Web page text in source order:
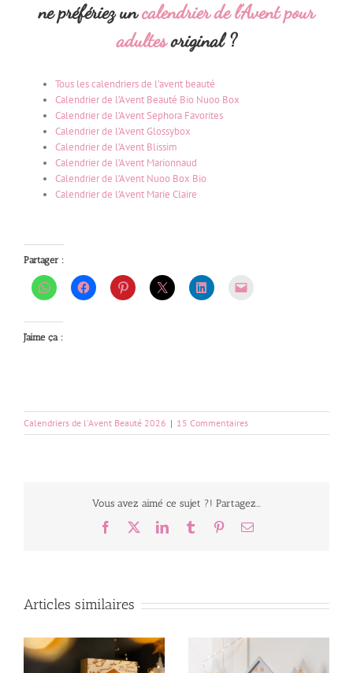
ne préfériez uncalendrier de l’Avent pour
adultesoriginal ?
Tous les calendriers de l’avent beauté
Calendrier de l’Avent Beauté Bio Nuoo Box
Calendrier de l’Avent Sephora Favorites
Calendrier de l’Avent Glossybox
Calendrier de l’Avent Blissim
Calendrier de l’Avent Marionnaud
Calendrier de l’Avent Nuoo Box Bio
Calendrier de l’Avent Marie Claire
Partager :
J’aime ça :
Calendriers de l'Avent Beauté 2026 | 15 Commentaires
Vous avez aimé ce sujet ?! Partagez...
Facebook LinkedInTumblr PinterestEmail
Articles similaires